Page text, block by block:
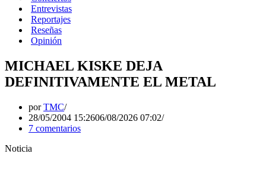
Entrevistas
Reportajes
Reseñas
Opinión
MICHAEL KISKE DEJA
DEFINITIVAMENTE EL METAL
porTMC
28/05/2004 15:2606/08/2026 07:02
7 comentarios
Noticia